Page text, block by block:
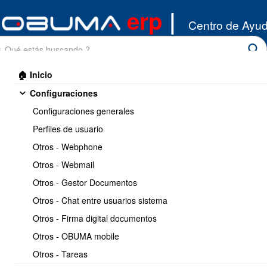
erp | Centro de
🏠 Inicio
Configuraciones
Configuraciones generales
Perfiles de usuario
Otros - Webphone
Otros - Webmail
Otros - Gestor Documentos
Otros - Chat entre usuarios sistema
Otros - Firma digital documentos
Otros - OBUMA mobile
Otros - Tareas
OBUMA IoT/API
Conectar Dispositivos IoT
con la API de OBUMA /